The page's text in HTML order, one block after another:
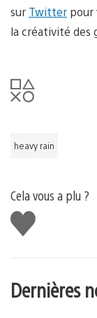
sur Twitter pour
la créativité des
heavy rain
Cela vous a plu ?
J'aime
Dernières